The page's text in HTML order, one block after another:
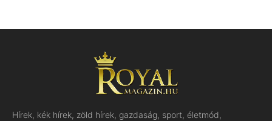
Hírek, kék hírek, zöld hírek, gazdaság, sport, életmód,